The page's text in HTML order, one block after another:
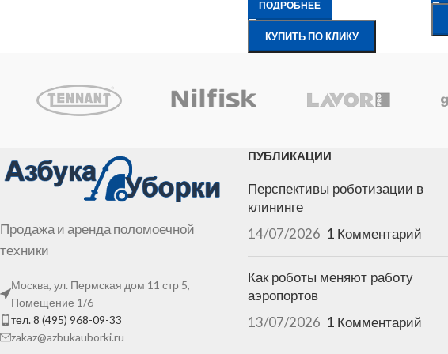
ПОДРОБНЕЕ
КУПИТЬ ПО КЛИКУ
Продажа и аренда поломоечной
техники
Москва, ул. Пермская дом 11 стр 5,
Помещение 1/6
тел. 8 (495) 968-09-33
zakaz@azbukauborki.ru
ПУБЛИКАЦИИ
Перспективы роботизации в
клининге
14/07/2026 1 Комментарий
Как роботы меняют работу
аэропортов
13/07/2026 1 Комментарий